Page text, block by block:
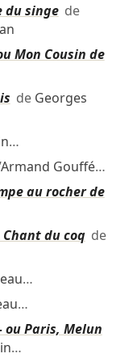
du singede
Mon Cousin de
de Georges
…
Armand Gouffé…
au rocher de
du coqde
…
…
Paris, Melun
…